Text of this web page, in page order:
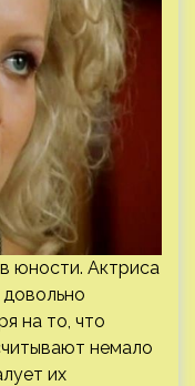
юности. Актриса
на то, что
немало
их